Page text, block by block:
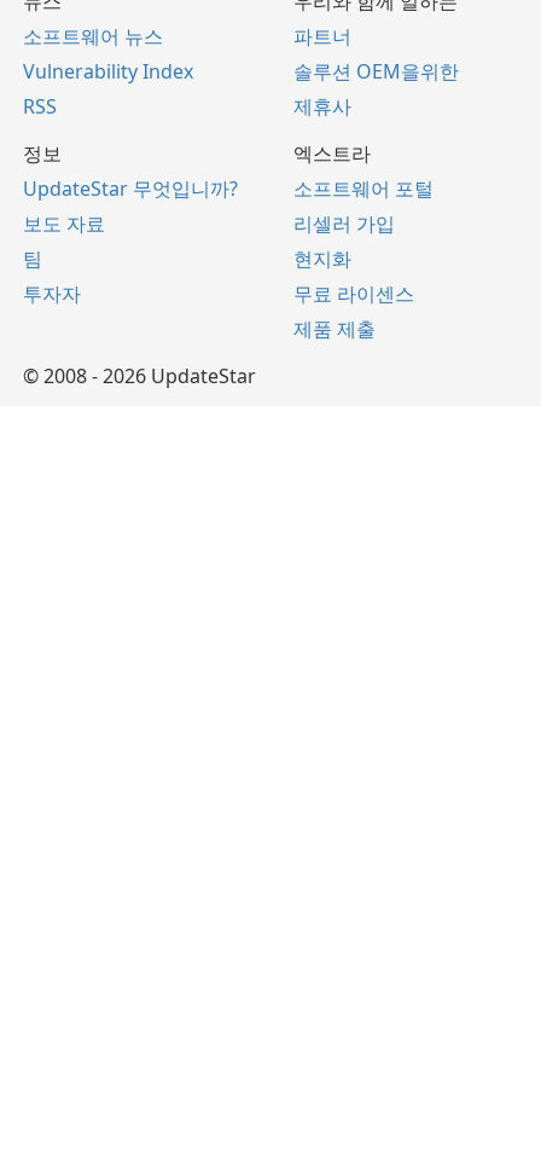
소프트웨어 뉴스
Vulnerability Index
RSS
파트너
솔루션 OEM을위한
제휴사
정보
UpdateStar 무엇입니까?
보도 자료
팀
투자자
엑스트라
소프트웨어 포털
리셀러 가입
현지화
무료 라이센스
제품 제출
© 2008 - 2026 UpdateStar